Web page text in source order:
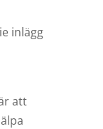
inlägg
att